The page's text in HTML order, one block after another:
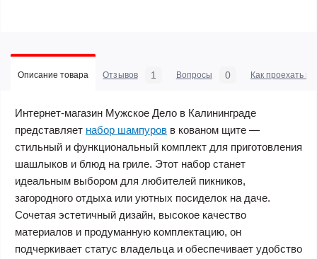
Описание товара Отзывов 1 Вопросы 0 Как проехать в
Интернет-магазин Мужское Дело в Калининграде
представляет набор шампуров в кованом щите —
стильный и функциональный комплект для приготовления
шашлыков и блюд на гриле. Этот набор станет
идеальным выбором для любителей пикников,
загородного отдыха или уютных посиделок на даче.
Сочетая эстетичный дизайн, высокое качество
материалов и продуманную комплектацию, он
подчеркивает статус владельца и обеспечивает удобство